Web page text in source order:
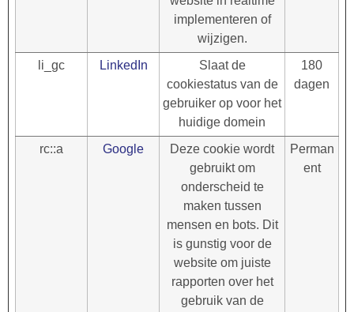
implementeren of
wijzigen.
li_gc
LinkedIn
Slaat de
cookiestatus van de
gebruiker op voor het
huidige domein
180
dagen
rc::a Google
Deze cookie wordt
gebruikt om
onderscheid te
maken tussen
mensen en bots. Dit
is gunstig voor de
website om juiste
rapporten over het
gebruik van de
Perman
ent